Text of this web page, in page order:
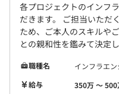
各プロジェクトのインフ
だきます。 ご担当いただ
ため、ご本人のスキルや
との親和性を鑑みて決定
職種名
インフラエン
給与
350万 〜 500